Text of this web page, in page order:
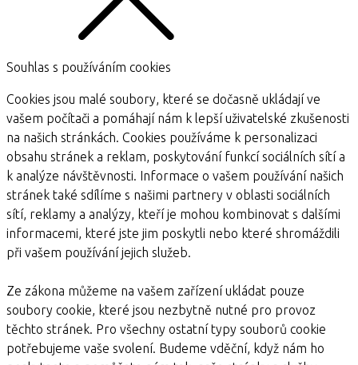
Souhlas s používáním cookies
Cookies jsou malé soubory, které se dočasně ukládají ve
vašem počítači a pomáhají nám k lepší uživatelské zkušenosti
na našich stránkách. Cookies používáme k personalizaci
obsahu stránek a reklam, poskytování funkcí sociálních sítí a
k analýze návštěvnosti. Informace o vašem používání našich
stránek také sdílíme s našimi partnery v oblasti sociálních
sítí, reklamy a analýzy, kteří je mohou kombinovat s dalšími
informacemi, které jste jim poskytli nebo které shromáždili
při vašem používání jejich služeb.
Ze zákona můžeme na vašem zařízení ukládat pouze
soubory cookie, které jsou nezbytně nutné pro provoz
těchto stránek. Pro všechny ostatní typy souborů cookie
potřebujeme vaše svolení. Budeme vděční, když nám ho